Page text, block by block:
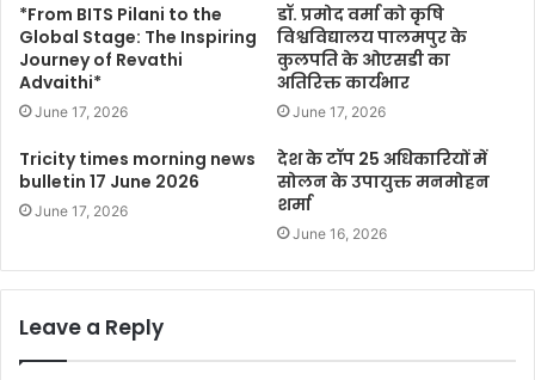
*From BITS Pilani to the
Global Stage: The Inspiring
Journey of Revathi
Advaithi*
June 17, 2026
डॉ. प्रमोद वर्मा को कृषि
विश्वविद्यालय पालमपुर के
कुलपति के ओएसडी का
अतिरिक्त कार्यभार
June 17, 2026
Tricity times morning news
bulletin 17 June 2026
June 17, 2026
देश के टॉप 25 अधिकारियों में
सोलन के उपायुक्त मनमोहन
शर्मा
June 16, 2026
Leave a Reply